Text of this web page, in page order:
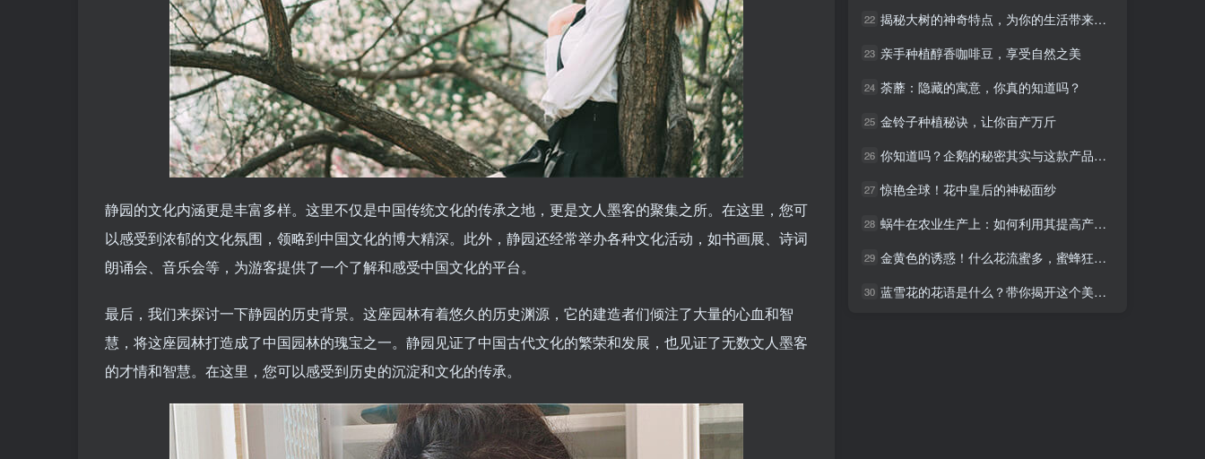
静园的文化内涵更是丰富多样。这里不仅是中国传统文化的传承之地，更是文人墨客的聚集之所。在这里，您可
以感受到浓郁的文化氛围，领略到中国文化的博大精深。此外，静园还经常举办各种文化活动，如书画展、诗词
朗诵会、音乐会等，为游客提供了一个了解和感受中国文化的平台。
最后，我们来探讨一下静园的历史背景。这座园林有着悠久的历史渊源，它的建造者们倾注了大量的心血和智
慧，将这座园林打造成了中国园林的瑰宝之一。静园见证了中国古代文化的繁荣和发展，也见证了无数文人墨客
的才情和智慧。在这里，您可以感受到历史的沉淀和文化的传承。
22 揭秘大树的神奇特点，为你的生活带来惊喜
23 亲手种植醇香咖啡豆，享受自然之美
24 荼蘼：隐藏的寓意，你真的知道吗？
25 金铃子种植秘诀，让你亩产万斤
26 你知道吗？企鹅的秘密其实与这款产品息息相关
27 惊艳全球！花中皇后的神秘面纱
28 蜗牛在农业生产上：如何利用其提高产量？
29 金黄色的诱惑！什么花流蜜多，蜜蜂狂欢不停？
30 蓝雪花的花语是什么？带你揭开这个美丽的秘密！
22 揭秘大树的神奇特点，为你的生活带来惊喜
23 亲手种植醇香咖啡豆，享受自然之美
24 荼蘼：隐藏的寓意，你真的知道吗？
25 金铃子种植秘诀，让你亩产万斤
26 你知道吗？企鹅的秘密其实与这款产品息息相关
27 惊艳全球！花中皇后的神秘面纱
28 蜗牛在农业生产上：如何利用其提高产量？
29 金黄色的诱惑！什么花流蜜多，蜜蜂狂欢不停？
30 蓝雪花的花语是什么？带你揭开这个美丽的秘密！